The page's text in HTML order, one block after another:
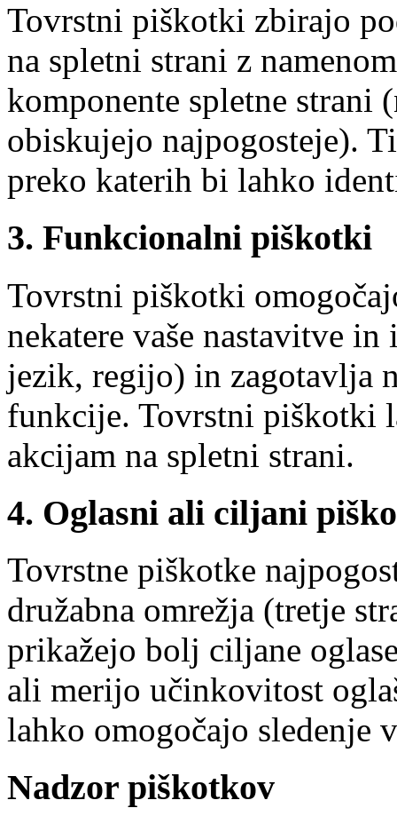
Tovrstni piškotki zbirajo
na spletni strani z
komponente spletne strani
obiskujejo najpogosteje).
preko katerih bi lahko
3. Funkcionalni piškotki
Tovrstni piškotki
nekatere vaše nastavitve
jezik, regijo) in zagotavlja
funkcije. Tovrstni piškotki
akcijam na spletni strani.
4. Oglasni ali ciljani
Tovrstne piškotke
družabna omrežja (tretje
prikažejo bolj ciljane
ali merijo učinkovitost
lahko omogočajo sledenje
Nadzor piškotkov